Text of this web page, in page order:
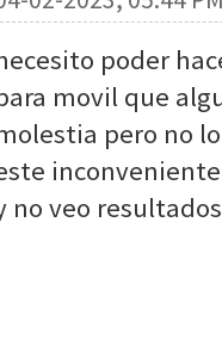
poder
movil que
pero no
no veo